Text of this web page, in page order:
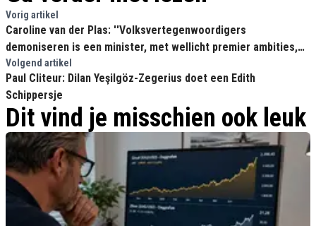
Vorig artikel
Caroline van der Plas: ''Volksvertegenwoordigers
demoniseren is een minister, met wellicht premier ambities,
onwaardig''
Volgend artikel
Paul Cliteur: Dilan Yeşilgöz-Zegerius doet een Edith
Schippersje
Dit vind je misschien ook leuk